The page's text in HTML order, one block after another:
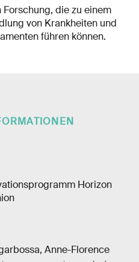
die zu einem
von Krankheiten und
führen können.
Horizon
Anne-Florence